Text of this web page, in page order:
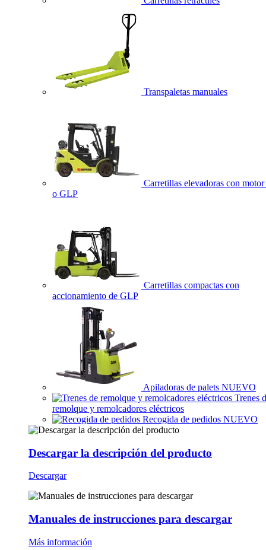
Transpaletas manuales
Carretillas elevadoras con motor
o GLP
Carretillas compactas con
accionamiento de GLP
Apiladoras de palets NUEVO
Trenes
remolque y remolcadores eléctricos
Recogida de pedidos NUEVO
Descargar la descripción del producto
Descargar
Manuales de instrucciones para descargar
Más información